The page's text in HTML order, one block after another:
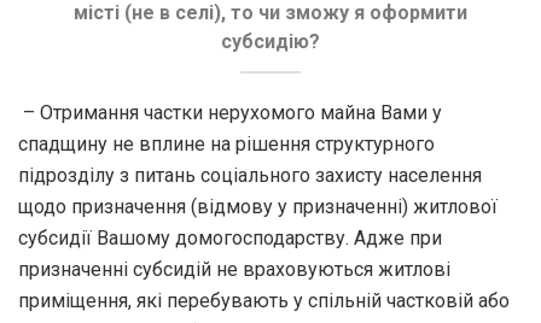
місті (не в селі), то чи зможу я оформити
субсидію?
– Отримання частки нерухомого майна Вами у
спадщину не вплине на рішення структурного
підрозділу з питань соціального захисту населення
щодо призначення (відмову у призначенні) житлової
субсидії Вашому домогосподарству. Адже при
призначенні субсидій не враховуються житлові
приміщення, які перебувають у спільній частковій або